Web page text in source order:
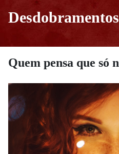
Desdobramentos